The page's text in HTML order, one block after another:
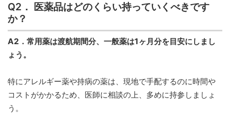
Q2． 医薬品はどのくらい持っていくべきです
か？
A2．常用薬は渡航期間分、一般薬は1ヶ月分を目安にしまし
ょう。
特にアレルギー薬や持病の薬は、現地で手配するのに時間や
コストがかかるため、医師に相談の上、多めに持参しましょ
う。